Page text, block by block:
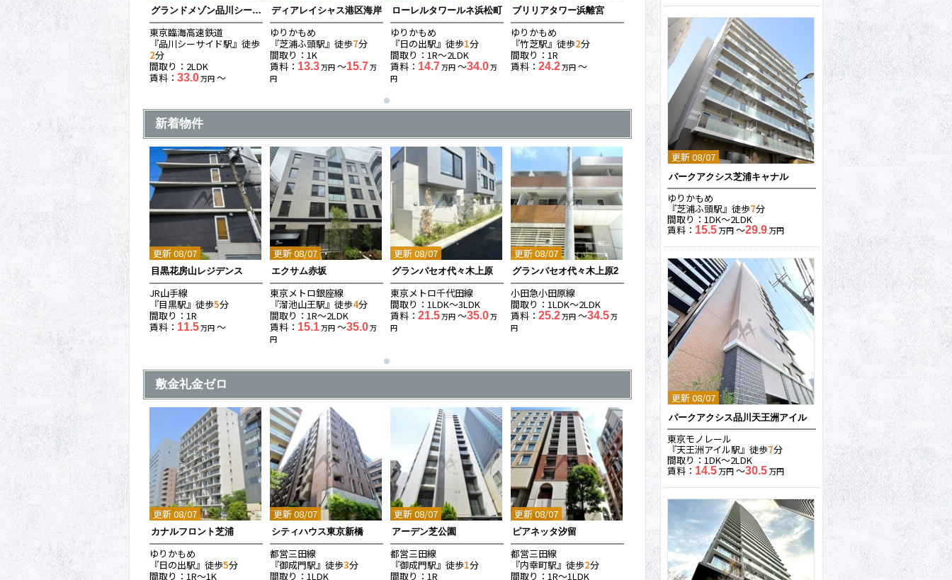
グランドメゾン品川シーサイドの杜
東京臨海高速鉄道
『品川シーサイド駅』徒歩
2分
間取り：2LDK
賃料：33.0万円 〜
ディアレイシャス港区海岸
ゆりかもめ
『芝浦ふ頭駅』徒歩7分
間取り：1K
賃料： 13.3万円 〜15.7万
円
ローレルタワールネ浜松町
ゆりかもめ
『日の出駅』徒歩1分
間取り：1R〜2LDK
賃料： 14.7万円 〜34.0万
円
ブリリアタワー浜離宮
ゆりかもめ
『竹芝駅』徒歩2分
間取り：1R
賃料：24.2万円 〜
新着物件
更新 08/07
目黒花房山レジデンス
JR山手線
『目黒駅』徒歩5分
間取り：1R
賃料： 11.5万円 〜
更新 08/07
エクサム赤坂
東京メトロ銀座線
『溜池山王駅』徒歩4分
間取り：1R〜2LDK
賃料： 15.1万円 〜35.0万
円
更新 08/07
グランパセオ代々木上原
東京メトロ千代田線
間取り：1LDK〜3LDK
賃料：21.5万円 〜35.0万
円
更新 08/07
グランパセオ代々木上原2
小田急小田原線
間取り：1LDK〜2LDK
賃料：25.2万円 〜34.5万
円
敷金礼金ゼロ
更新 08/07
カナルフロント芝浦
ゆりかもめ
『日の出駅』徒歩5分
間取り：1R〜1K
更新 08/07
シティハウス東京新橋
都営三田線
『御成門駅』徒歩3分
間取り：1LDK
更新 08/07
アーデン芝公園
都営三田線
『御成門駅』徒歩1分
間取り：1R
更新 08/07
ピアネッタ汐留
都営三田線
『内幸町駅』徒歩2分
間取り：1R〜1LDK
更新 08/07
パークアクシス芝浦キャナル
ゆりかもめ
『芝浦ふ頭駅』徒歩7分
間取り：1DK〜2LDK
賃料： 15.5万円〜29.9万円
更新 08/07
パークアクシス品川天王洲アイル
東京モノレール
『天王洲アイル駅』徒歩7分
間取り：1DK〜2LDK
賃料： 14.5万円〜30.5万円